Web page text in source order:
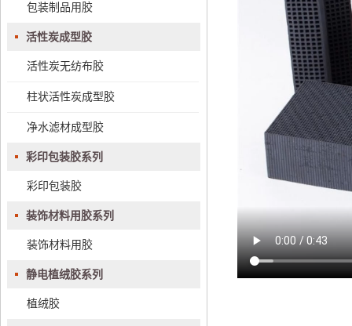
包装制品用胶
活性炭成型胶
活性炭无纺布胶
柱状活性炭成型胶
净水滤材成型胶
彩印包装胶系列
彩印包装胶
装饰材料用胶系列
装饰材料用胶
静电植绒胶系列
植绒胶